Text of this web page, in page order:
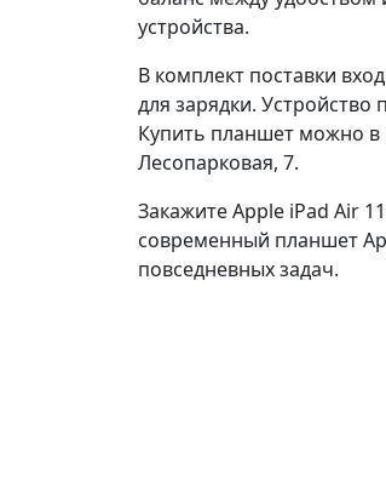
устройства.
В комплект поставки
для зарядки. Устройство
Купить планшет можно в
Лесопарковая, 7.
Закажите Apple iPad Air
современный планшет
повседневных задач.